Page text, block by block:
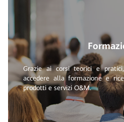
Grazie ai corsi teorici e
accedere alla formazione e
prodotti e servizi O&M.